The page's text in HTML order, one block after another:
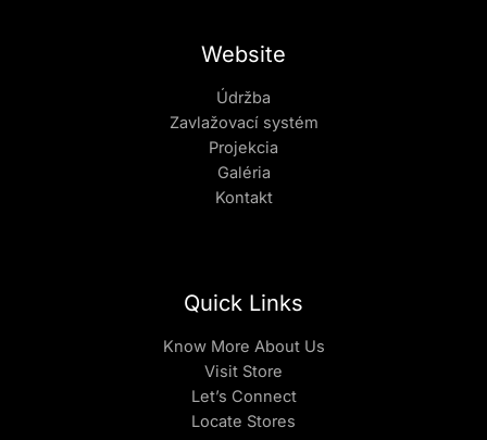
Website
Údržba
Zavlažovací systém
Projekcia
Galéria
Kontakt
Quick Links
Know More About Us
Visit Store
Let’s Connect
Locate Stores